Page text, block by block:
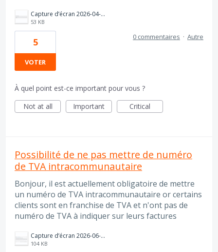
Capture d’écran 2026-04-08 à 12.15.54.png
53 KB
5
VOTER
0 commentaires · Autre
À quel point est-ce important pour vous ?
Not at all
Important Critical
Possibilité de ne pas mettre de numéro
de TVA intracommunautaire
Bonjour, il est actuellement obligatoire de mettre
un numéro de TVA intracommunautaire or certains
clients sont en franchise de TVA et n'ont pas de
numéro de TVA à indiquer sur leurs factures
Capture d’écran 2026-06-12 à 18.21.30.png
104 KB